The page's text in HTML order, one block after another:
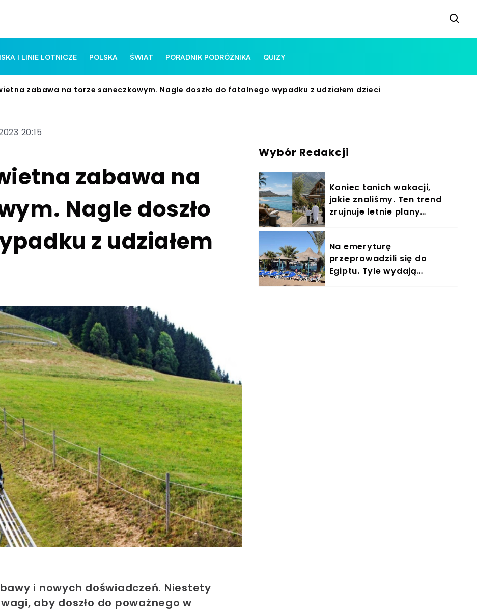
I LINIE LOTNICZE POLSKA ŚWIAT PORADNIK PODRÓŻNIKA QUIZY
zabawa na torze saneczkowym. Nagle doszło do fatalnego wypadku z udziałem dzieci
20:15
zabawa na
Nagle doszło
z udziałem
i nowych doświadczeń. Niestety
aby doszło do poważnego w
Wybór Redakcji
Koniec tanich wakacji,
jakie znaliśmy. Ten trend
zrujnuje letnie plany
Na emeryturę
przeprowadzili się do
Egiptu. Tyle wydają